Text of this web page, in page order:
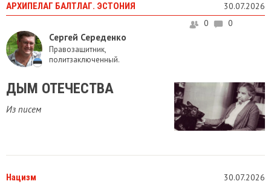
АРХИПЕЛАГ БАЛТЛАГ. ЭСТОНИЯ 30.07.2026
Сергей Середенко
Правозащитник,
политзаключенный.
0 0
ДЫМ ОТЕЧЕСТВА
Из писем
Нацизм 30.07.2026